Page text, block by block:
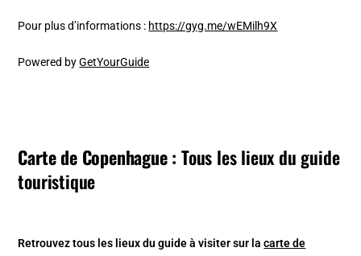
Pour plus d’informations : https://gyg.me/wEMilh9X
Powered byGetYourGuide
Carte de Copenhague :Tous les lieux du guide
touristique
Retrouvez tous les lieux du guide à visitersur lacarte de